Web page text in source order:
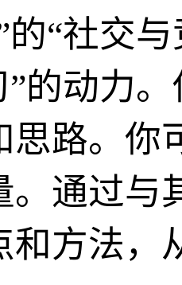
的“社交
”的动力
思路。你
。通过与
和方法，